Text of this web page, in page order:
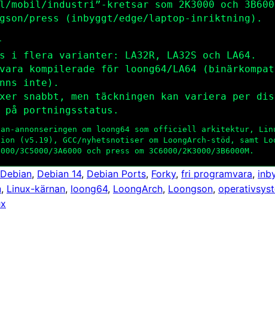
mobil/industri”-kretsar som 2K3000 och
press (inbyggt/edge/laptop-inriktning).
i flera varianter: LA32R, LA32S och LA64.
vara kompilerade för loong64/LA64
inte).
snabbt, men täckningen kan variera per
på portningsstatus.
annonseringen om loong64 som officiell arkitektur,
(v5.19), GCC/nyhetsnotiser om LoongArch-stöd, samt
3C5000/3A6000 och press om 3C6000/2K3000/3B6000M.
Debian, Debian 14, Debian Ports, Forky, fri programvara,
, Linux-kärnan, loong64, LoongArch, Loongson,